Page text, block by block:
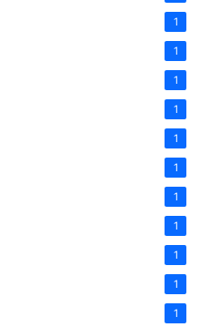
1
1
1
1
1
1
1
1
1
1
1